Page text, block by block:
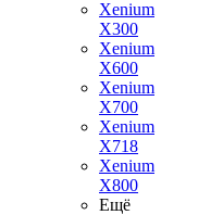
Xenium
X300
Xenium
X600
Xenium
X700
Xenium
X718
Xenium
X800
Ещё